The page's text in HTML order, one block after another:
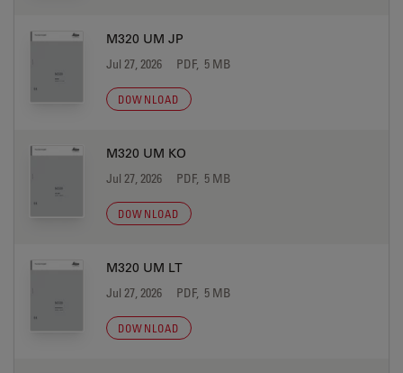
M320 UM JP
Jul 27, 2026 PDF, 5 MB
DOWNLOAD
M320 UM KO
Jul 27, 2026 PDF, 5 MB
DOWNLOAD
M320 UM LT
Jul 27, 2026 PDF, 5 MB
DOWNLOAD